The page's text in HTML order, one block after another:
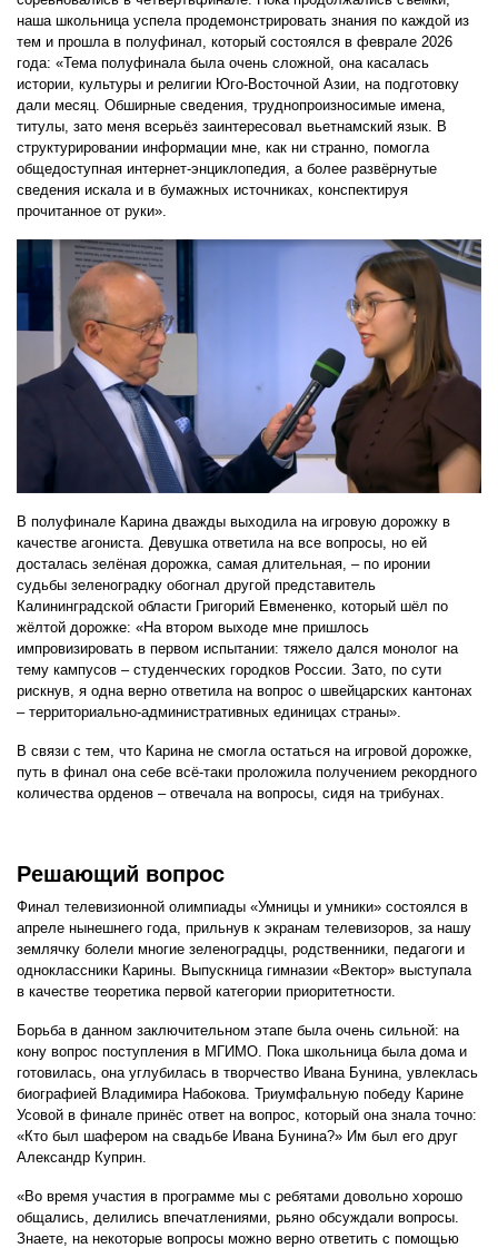
наша школьница успела продемонстрировать знания по каждой из
тем и прошла в полуфинал, который состоялся в феврале 2026
года: «Тема полуфинала была очень сложной, она касалась
истории, культуры и религии Юго-Восточной Азии, на подготовку
дали месяц. Обширные сведения, труднопроизносимые имена,
титулы, зато меня всерьёз заинтересовал вьетнамский язык. В
структурировании информации мне, как ни странно, помогла
общедоступная интернет-энциклопедия, а более развёрнутые
сведения искала и в бумажных источниках, конспектируя
прочитанное от руки».
В полуфинале Карина дважды выходила на игровую дорожку в
качестве агониста. Девушка ответила на все вопросы, но ей
досталась зелёная дорожка, самая длительная, – по иронии
судьбы зеленоградку обогнал другой представитель
Калининградской области Григорий Евмененко, который шёл по
жёлтой дорожке: «На втором выходе мне пришлось
импровизировать в первом испытании: тяжело дался монолог на
тему кампусов – студенческих городков России. Зато, по сути
рискнув, я одна верно ответила на вопрос о швейцарских кантонах
– территориально-административных единицах страны».
В связи с тем, что Карина не смогла остаться на игровой дорожке,
путь в финал она себе всё-таки проложила получением рекордного
количества орденов – отвечала на вопросы, сидя на трибунах.
Решающий вопрос
Финал телевизионной олимпиады «Умницы и умники» состоялся в
апреле нынешнего года, прильнув к экранам телевизоров, за нашу
землячку болели многие зеленоградцы, родственники, педагоги и
одноклассники Карины. Выпускница гимназии «Вектор» выступала
в качестве теоретика первой категории приоритетности.
Борьба в данном заключительном этапе была очень сильной: на
кону вопрос поступления в МГИМО. Пока школьница была дома и
готовилась, она углубилась в творчество Ивана Бунина, увлеклась
биографией Владимира Набокова. Триумфальную победу Карине
Усовой в финале принёс ответ на вопрос, который она знала точно:
«Кто был шафером на свадьбе Ивана Бунина?» Им был его друг
Александр Куприн.
«Во время участия в программе мы с ребятами довольно хорошо
общались, делились впечатлениями, рьяно обсуждали вопросы.
Знаете, на некоторые вопросы можно верно ответить с помощью